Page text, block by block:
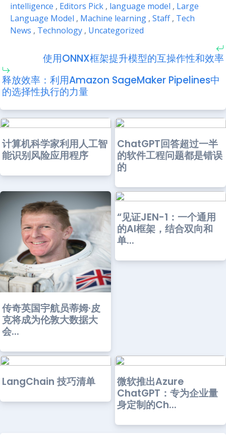
intelligence , Editors Pick , language model , Large
Language Model , Machine learning , Staff , Tech
News , Technology , Uncategorized
使用ONNX框架提升模型的互操作性和效率
释放效率：利用Amazon SageMaker Pipelines中
的选择性执行的力量
计算机科学家利用人工智
能识别风险应用程序
ChatGPT回答超过一半
的软件工程问题都是错误
的
传奇英国宇航员蒂姆·皮
克将成为伦敦大数据大
会...
“见证JEN-1：一个通用
的AI框架，结合双向和
单...
LangChain 技巧清单
微软推出Azure
ChatGPT：专为企业量
身定制的Ch...